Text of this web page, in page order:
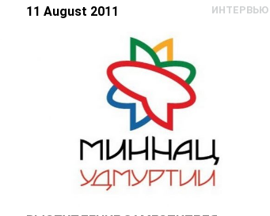
11 August 2011 ИНТЕРВЬЮ